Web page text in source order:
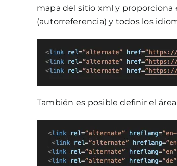
mapa del sitio xml y proporciona
(autorreferencia) y todos los
También es posible definir el